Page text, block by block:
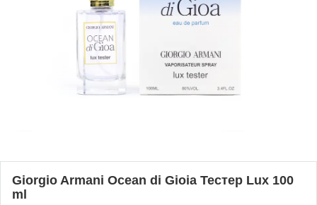
Giorgio Armani Ocean di Gioia Тестер Lux 100
ml